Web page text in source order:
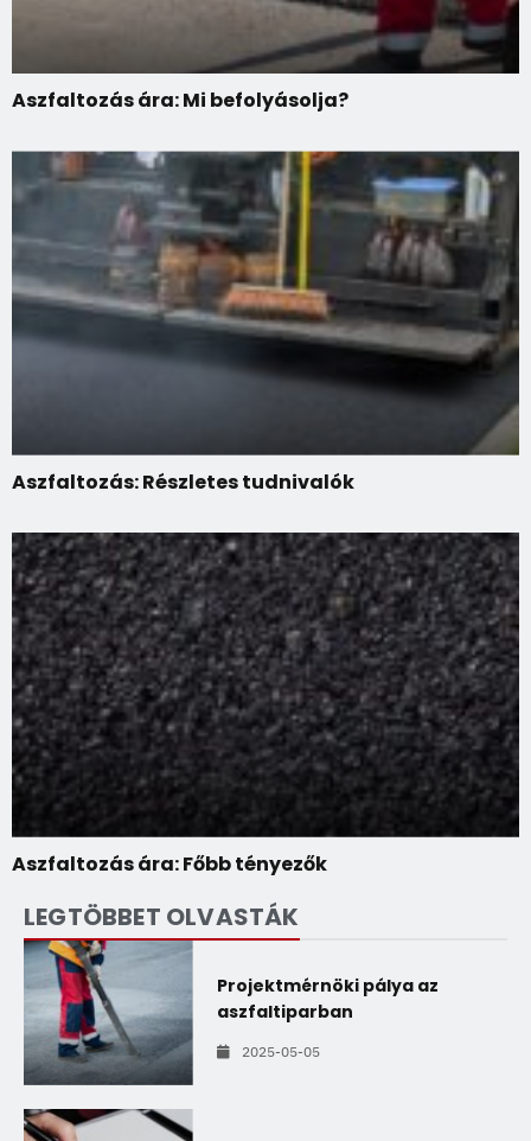
Aszfaltozás ára: Mi befolyásolja?
Aszfaltozás: Részletes tudnivalók
Aszfaltozás ára: Főbb tényezők
LEGTÖBBET OLVASTÁK
Projektmérnöki pálya az
aszfaltiparban
2025-05-05